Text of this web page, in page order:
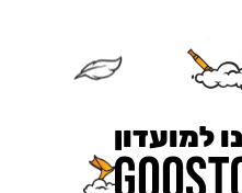
למועדון